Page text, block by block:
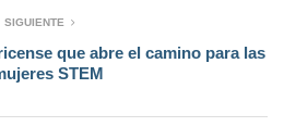
SIGUIENTE
que abre el camino para las
STEM